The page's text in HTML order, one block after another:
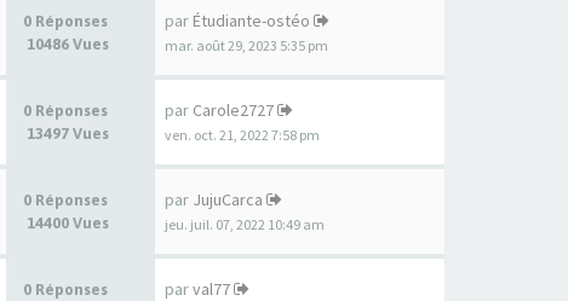
0 Réponses
10486 Vues
par Étudiante-ostéo
mar. août 29, 2023 5:35 pm
0 Réponses
13497 Vues
par Carole2727
ven. oct. 21, 2022 7:58 pm
0 Réponses
14400 Vues
par JujuCarca
jeu. juil. 07, 2022 10:49 am
0 Réponses
parval77